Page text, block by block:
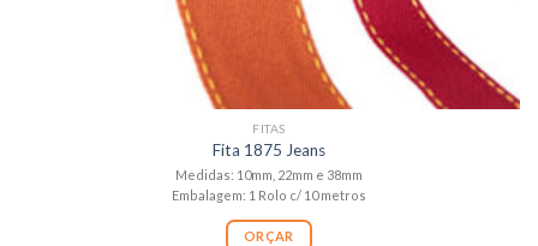
FITAS
Fita 1875 Jeans
Medidas: 10mm, 22mm e 38mm
Embalagem: 1 Rolo c/ 10 metros
ORÇAR